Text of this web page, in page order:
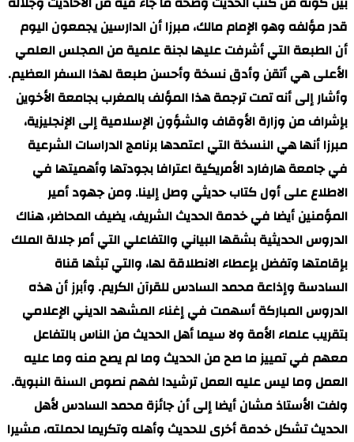
قدر مؤلفه وهو الإمام مالك، مبرزا أن الدارسين يجمعون اليوم
أن الطبعة التي أشرفت عليها لجنة علمية من المجلس العلمي
الأعلى هي أتقن وأدق نسخة وأحسن طبعة لهذا السفر العظيم.
وأشار إلى أنه تمت ترجمة هذا المؤلف بالمغرب بجامعة الأخوين
بإشراف من وزارة الأوقاف والشؤون الإسلامية إلى الإنجليزية،
مبرزا أنها هي النسخة التي اعتمدها برنامج الدراسات الشرعية
في جامعة هارفارد الأمريكية اعترافا بجودتها وأهميتها في
الاطلاع على أول كتاب حديثي وصل إلينا. ومن جهود أمير
المؤمنين أيضا في خدمة الحديث الشريف، يضيف المحاضر، هناك
الدروس الحديثية بشقها البياني والتفاعلي التي أمر جلالة الملك
بإقامتها وتفضل بإعطاء الانطلاقة لها، والتي تبثها قناة
السادسة وإذاعة محمد السادس للقرآن الكريم. وأبرز أن هذه
الدروس المباركة أسهمت في إغناء المشهد الديني الإعلامي
بتقريب علماء الأمة ولا سيما أهل الحديث من الناس بالتفاعل
معهم في تمييز ما صح من الحديث وما لم يصح منه وما عليه
العمل وما ليس عليه العمل ترشيدا لفهم نصوص السنة النبوية.
ولفت الأستاذ مشان أيضا إلى أن جائزة محمد السادس لأهل
الحديث تشكل خدمة أخرى للحديث وأهله وتكريما لحملته، مشيرا